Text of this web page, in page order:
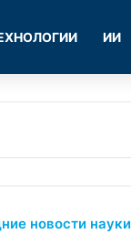
ИИ
новости науки